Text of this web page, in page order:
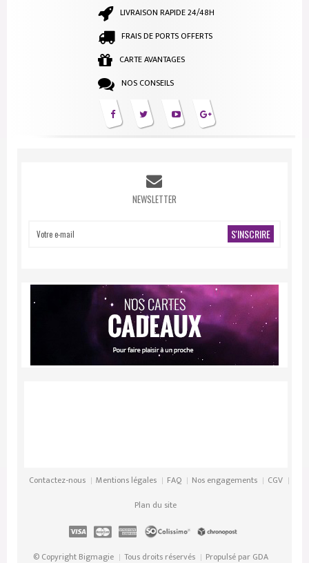
LIVRAISON RAPIDE 24/48H
FRAIS DE PORTS OFFERTS
CARTE AVANTAGES
NOS CONSEILS
NEWSLETTER
S'INSCRIRE
Contactez-nous Mentions légales FAQ Nos engagements
CGV
Plan du site
© Copyright Bigmagie Tous droits réservés Propulsé par GDA